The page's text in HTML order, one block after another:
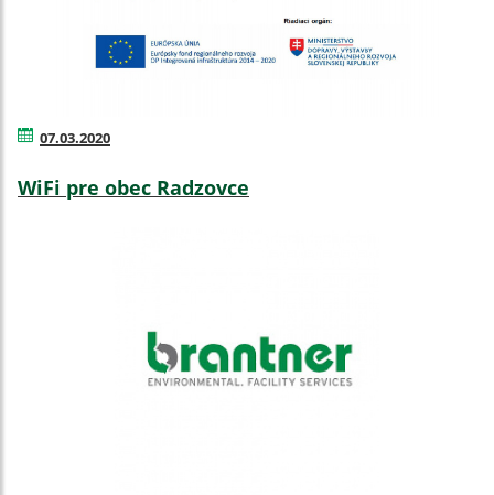
07.03.2020
WiFi pre obec Radzovce